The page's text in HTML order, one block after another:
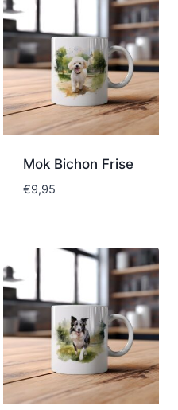
Mok Bichon Frise
€9,95